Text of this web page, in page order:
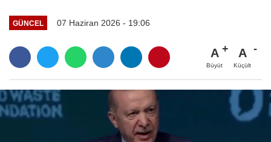
GÜNCEL 07 Haziran 2026 - 19:06
A
Büyüt
A
Küçült